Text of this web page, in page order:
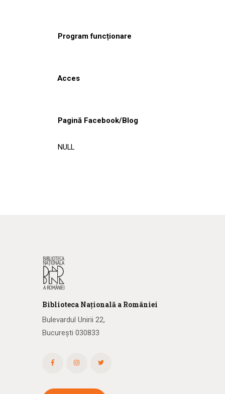
Program funcționare
Acces
Pagină Facebook/Blog
NULL
Biblioteca Națională a României
Bulevardul Unirii 22,
București 030833